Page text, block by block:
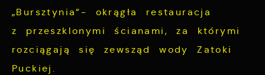
„Bursztynia”- okrągła restauracja
z przeszklonymi ścianami, za którymi
rozciągają się zewsząd wody Zatoki
Puckiej.